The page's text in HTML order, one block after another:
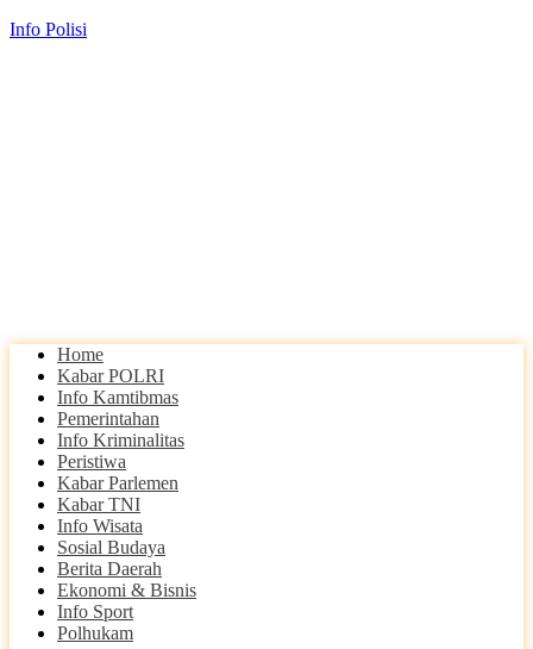
Info Polisi
Home
Kabar POLRI
Info Kamtibmas
Pemerintahan
Info Kriminalitas
Peristiwa
Kabar Parlemen
Kabar TNI
Info Wisata
Sosial Budaya
Berita Daerah
Ekonomi & Bisnis
Info Sport
Polhukam